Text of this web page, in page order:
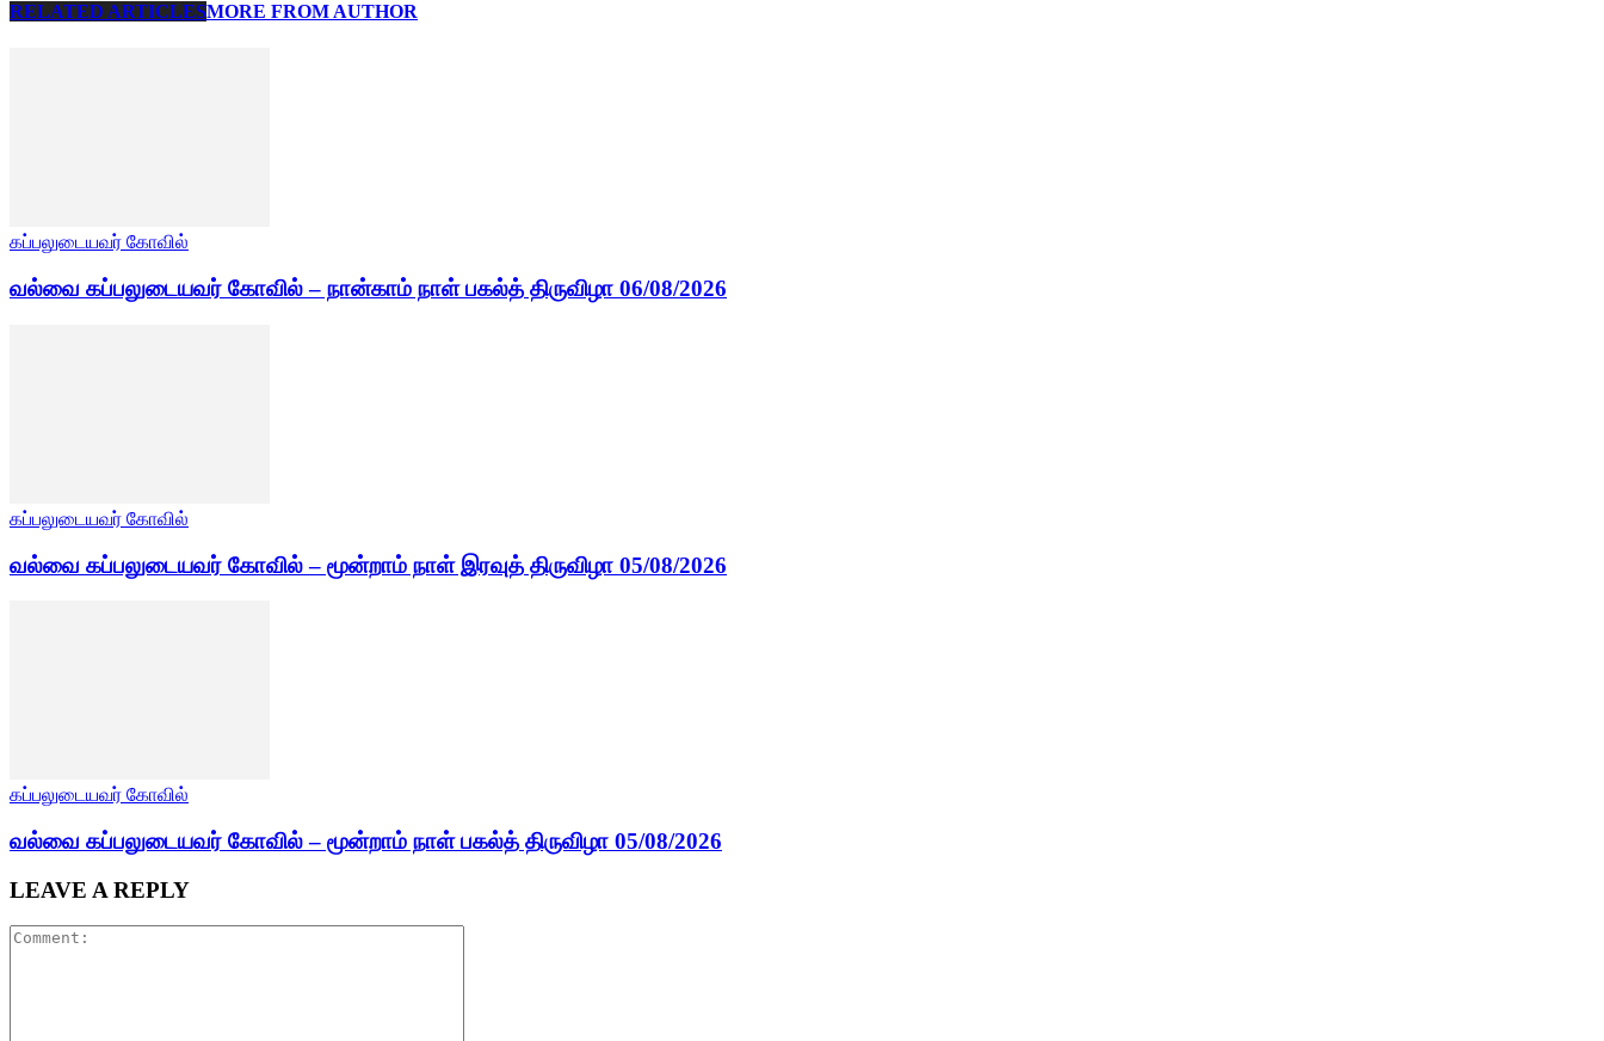
RELATED ARTICLESMORE FROM AUTHOR
கப்பலுடையவர் கோவில்
வல்வை கப்பலுடையவர் கோவில் – நான்காம் நாள் பகல்த் திருவிழா 06/08/2026
கப்பலுடையவர் கோவில்
வல்வை கப்பலுடையவர் கோவில் – மூன்றாம் நாள் இரவுத் திருவிழா 05/08/2026
கப்பலுடையவர் கோவில்
வல்வை கப்பலுடையவர் கோவில் – மூன்றாம் நாள் பகல்த் திருவிழா 05/08/2026
LEAVE A REPLY